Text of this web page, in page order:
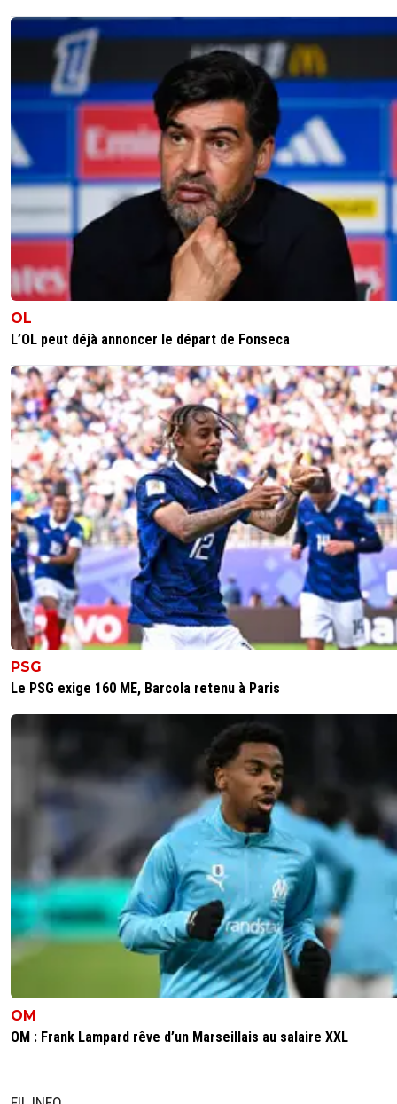
OL
L’OL peut déjà annoncer le départ de Fonseca
PSG
Le PSG exige 160 ME, Barcola retenu à Paris
OM
OM : Frank Lampard rêve d’un Marseillais au salaire XXL